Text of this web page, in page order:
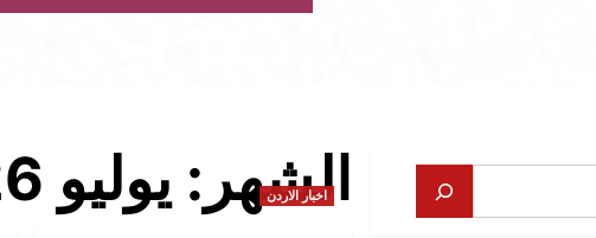
الشهر: يوليو 2026 اخبار الاردن